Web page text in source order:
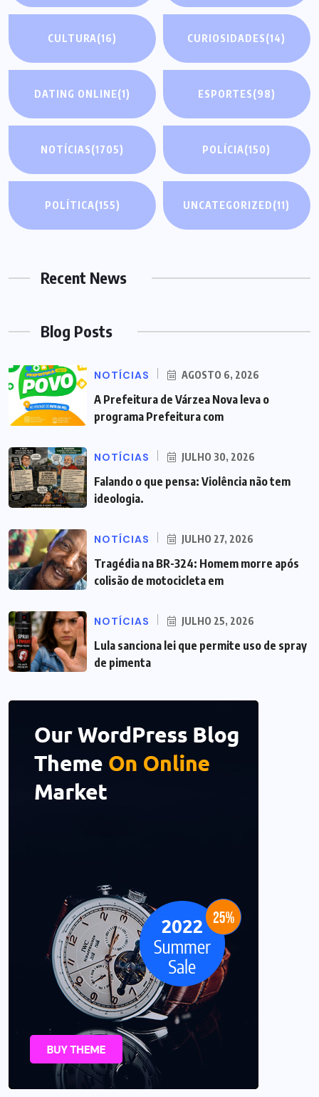
CULTURA(16) CURIOSIDADES(14)
DATING ONLINE(1) ESPORTES(98)
NOTÍCIAS(1705) POLÍCIA(150)
POLÍTICA(155) UNCATEGORIZED(11)
Recent News
Blog Posts
NOTÍCIAS AGOSTO 6, 2026
A Prefeitura de Várzea Nova leva o
programa Prefeitura com
NOTÍCIAS JULHO 30, 2026
Falando o que pensa: Violência não tem
ideologia.
NOTÍCIAS JULHO 27, 2026
Tragédia na BR-324: Homem morre após
colisão de motocicleta em
NOTÍCIAS JULHO 25, 2026
Lula sanciona lei que permite uso de spray
de pimenta